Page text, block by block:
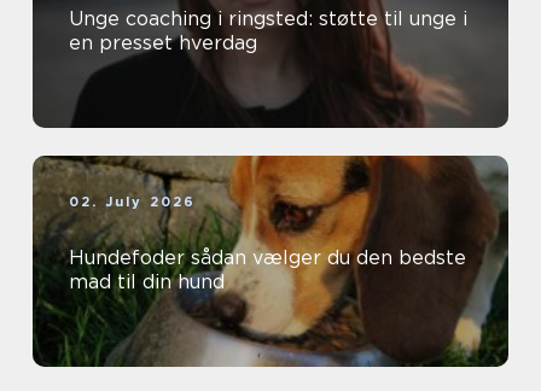
Unge coaching i ringsted: støtte til unge i
en presset hverdag
02. July 2026
Hundefoder sådan vælger du den bedste
mad til din hund